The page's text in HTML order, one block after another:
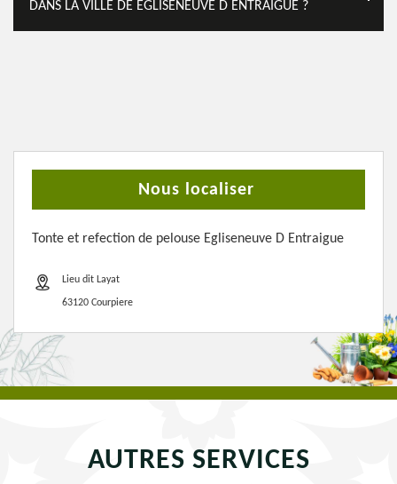
DANS LA VILLE DE EGLISENEUVE D ENTRAIGUE ?
Nous localiser
Tonte et refection de pelouse Egliseneuve D Entraigue
Lieu dit Layat
63120 Courpiere
AUTRES SERVICES